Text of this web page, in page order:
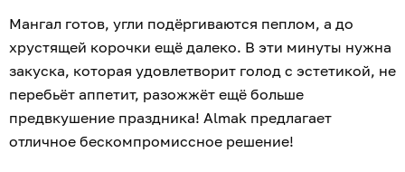
Мангал готов, угли подёргиваются пеплом, а до
хрустящей корочки ещё далеко. В эти минуты нужна
закуска, которая удовлетворит голод с эстетикой, не
перебьёт аппетит, разожжёт ещё больше
предвкушение праздника! Almak предлагает
отличное бескомпромиссное решение!